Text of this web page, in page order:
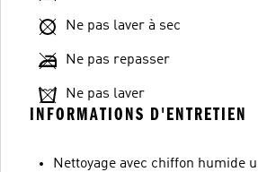
Ne pas laver à sec
Ne pas repasser
Ne pas laver
INFORMATIONS D'ENTRETIEN
Nettoyage avec chiffon humide